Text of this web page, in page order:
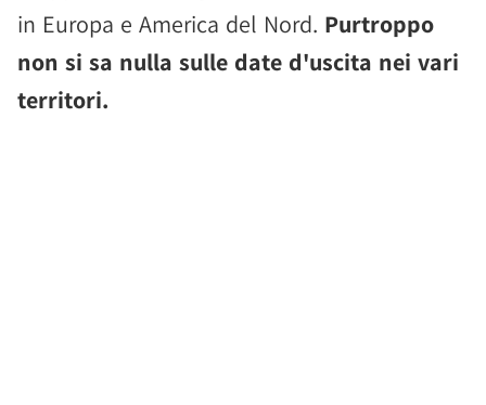
in Europa e America del Nord. Purtroppo
non si sa nulla sulle date d'uscita nei vari
territori.